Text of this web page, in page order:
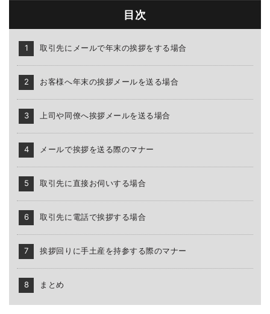
目次
取引先にメールで年末の挨拶をする場合
お客様へ年末の挨拶メールを送る場合
上司や同僚へ挨拶メールを送る場合
メールで挨拶を送る際のマナー
取引先に直接お伺いする場合
取引先に電話で挨拶する場合
挨拶回りに手土産を持参する際のマナー
まとめ